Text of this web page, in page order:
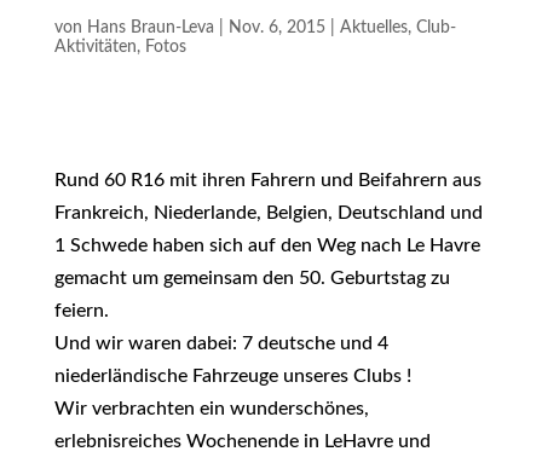
von Hans Braun-Leva Nov. 6, 2015| Aktuelles, Club-
Aktivitäten, Fotos
Rund 60 R16 mit ihren Fahrern und Beifahrern aus
Frankreich, Niederlande, Belgien, Deutschland und
1 Schwede haben sich auf den Weg nach Le Havre
gemacht um gemeinsam den 50. Geburtstag zu
feiern.
Und wir waren dabei: 7 deutsche und 4
niederländische Fahrzeuge unseres Clubs !
Wir verbrachten ein wunderschönes,
erlebnisreiches Wochenende in LeHavre und